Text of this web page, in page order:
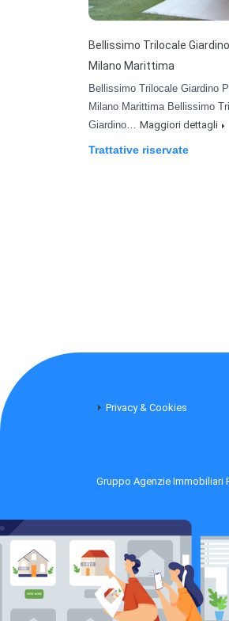
Bellissimo Trilocale
Milano Marittima
Bellissimo Trilocale Giardino
Milano Marittima Bellissimo
Giardino… Maggiori dettagli
Trattative riservate
Privacy & Cookies
Gruppo Agenzie Immobiliari